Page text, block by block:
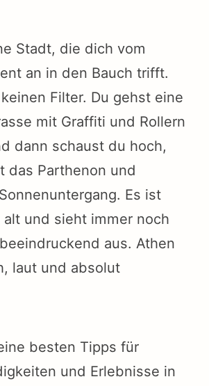
Stadt, die dich vom
an in den Bauch trifft.
Filter. Du gehst eine
mit Graffiti und Rollern
dann schaust du hoch,
das Parthenon und
Es ist
und sieht immer noch
aus. Athen
laut und absolut
besten Tipps für
und Erlebnisse in